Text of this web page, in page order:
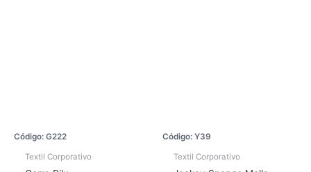
Código: G222
Textil Corporativo
Código: Y39
Textil Corporativo